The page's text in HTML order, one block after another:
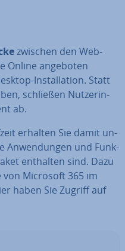
zwischen den Web-
Online angeboten
In­stal­la­ti­on. Statt
schließen Nut­ze­rin­
ab.
erhalten Sie damit un­
An­wen­dun­gen und Funk­
enthalten sind. Dazu
Microsoft 365 im
haben Sie Zugriff auf